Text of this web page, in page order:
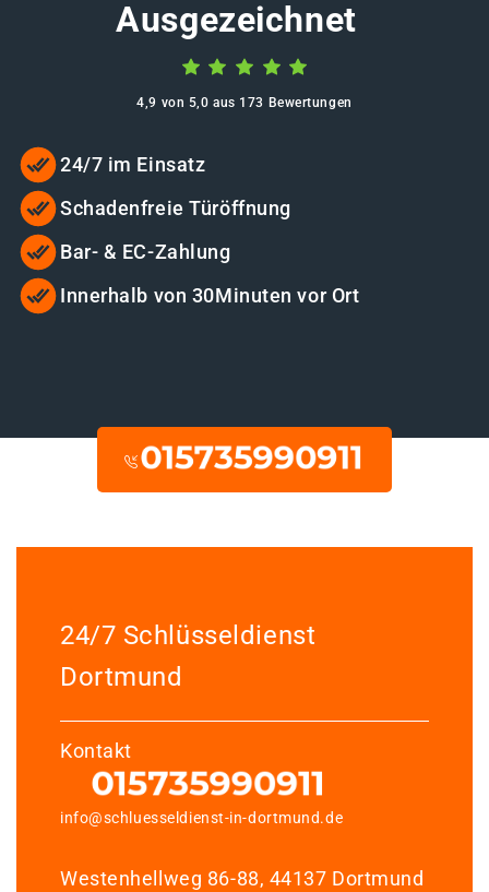
Ausgezeichnet
4,9 von 5,0 aus 173 Bewertungen
24/7 im Einsatz
Schadenfreie Türöffnung
Bar- & EC-Zahlung
Innerhalb von 30Minuten vor Ort
24/7 Schlüsseldienst
Dortmund
Kontakt
info@schluesseldienst-in-dortmund.de
Westenhellweg 86-88, 44137 Dortmund